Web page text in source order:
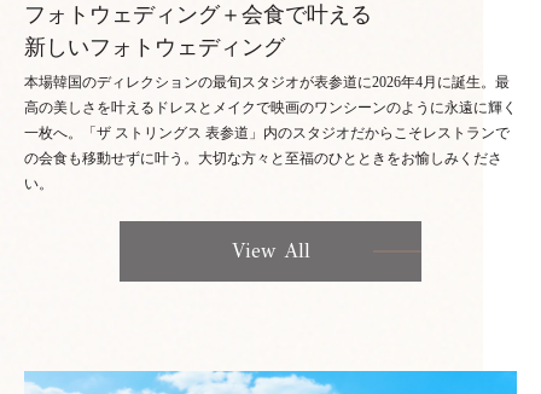
フォトウェディング＋会食で叶える
新しいフォトウェディング
本場韓国のディレクションの最旬スタジオが表参道に2026年4月に誕生。最
高の美しさを叶えるドレスとメイクで映画のワンシーンのように永遠に輝く
一枚へ。「ザ ストリングス 表参道」内のスタジオだからこそレストランで
の会食も移動せずに叶う。大切な方々と至福のひとときをお愉しみくださ
い。
View All